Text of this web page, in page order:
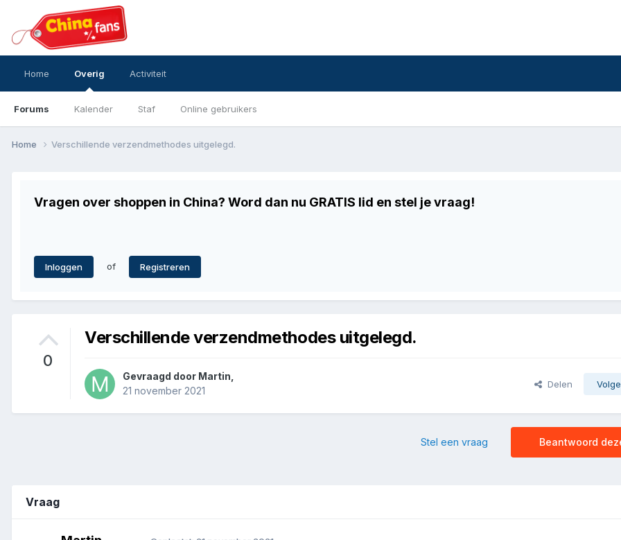
Home Overig
Forums Kalender Staf Online gebruikers
Activiteit
Home Verschillende verzendmethodes uitgelegd.
Vragen over shoppen in China? Word dan nu GRATIS lid en stel je vraag!
Inloggen of Registreren
0
Verschillende verzendmethodes uitgelegd.
Gevraagd door Martin
21 november 2021
Delen
Beantwoord
Stel een vraag
Vraag